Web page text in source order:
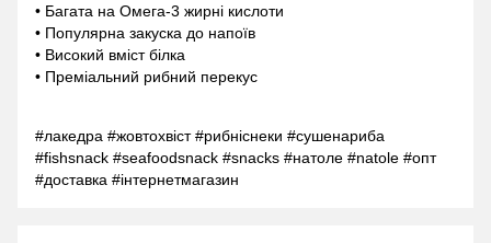
• Багата на Омега-3 жирні кислоти
• Популярна закуска до напоїв
• Високий вміст білка
• Преміальний рибний перекус
#лакедра #жовтохвіст #рибніснеки #сушенариба
#fishsnack #seafoodsnack #snacks #натоле #natole #опт
#доставка #інтернетмагазин